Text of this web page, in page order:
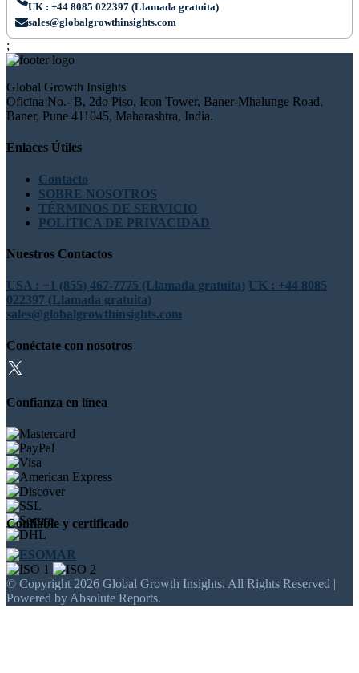
UK : +44 8085 022397 (Llamada gratuita)
sales@globalgrowthinsights.com
;
Global Growth Insights
Oficina No.- B, 2do Piso, Icon Tower, Baner-Mhalunge Road,
Baner, Pune 411045, Maharashtra, India.
Enlaces Útiles
Contacto
SOBRE NOSOTROS
TÉRMINOS DE SERVICIO
POLÍTICA DE PRIVACIDAD
Nuestros Contactos
USA : +1 (855) 467-7775 (Llamada gratuita) UK : +44 8085
022397 (Llamada gratuita)
sales@globalgrowthinsights.com
Conéctate con nosotros
Confianza en línea
Confiable y certificado
© Copyright 2026 Global Growth Insights. All Rights Reserved |
Powered by Absolute Reports.